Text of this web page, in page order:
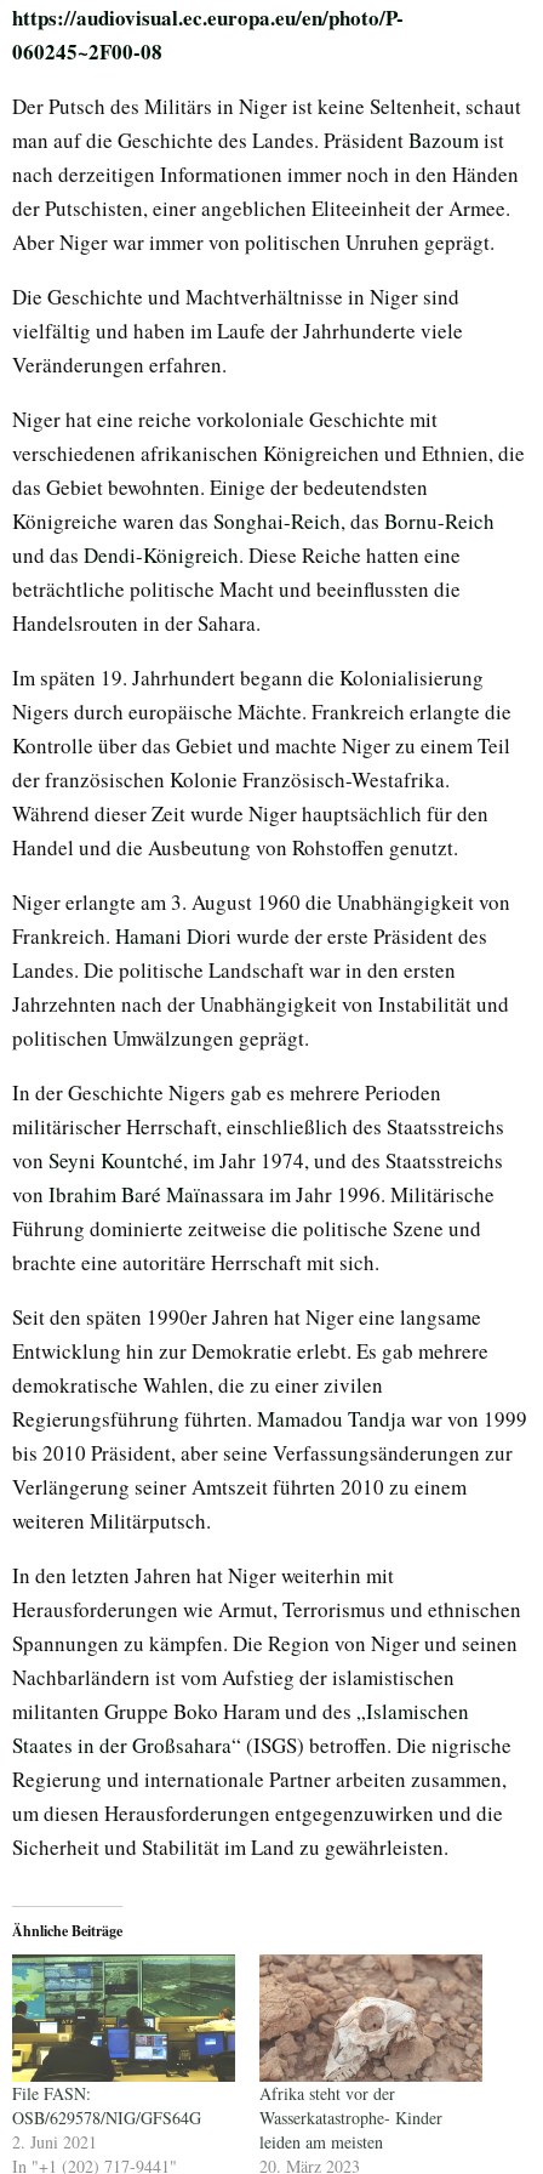
https://audiovisual.ec.europa.eu/en/photo/P-
060245~2F00-08
Der Putsch des Militärs in Niger ist keine Seltenheit, schaut
man auf die Geschichte des Landes. PräsidentBazoumist
nach derzeitigen Informationen immer noch in den Händen
der Putschisten, einer angeblichen Eliteeinheit der Armee.
Aber Niger war immer von politischen Unruhen geprägt.
Die Geschichte und Machtverhältnisse in Niger sind
vielfältig und haben im Laufe der Jahrhunderte viele
Veränderungen erfahren.
Niger hat eine reiche vorkoloniale Geschichte mit
verschiedenen afrikanischen Königreichen und Ethnien, die
das Gebiet bewohnten. Einige der bedeutendsten
Königreiche waren das Songhai-Reich, das Bornu-Reich
und das Dendi-Königreich. Diese Reiche hatten eine
beträchtliche politische Macht und beeinflussten die
Handelsrouten in der Sahara.
Im späten 19. Jahrhundert begann die Kolonialisierung
Nigers durch europäische Mächte. Frankreich erlangte die
Kontrolle über das Gebiet und machte Niger zu einem Teil
der französischen Kolonie Französisch-Westafrika.
Während dieser Zeit wurde Niger hauptsächlich für den
Handel und die Ausbeutung von Rohstoffen genutzt.
Niger erlangte am 3. August 1960 die Unabhängigkeit von
Frankreich. Hamani Diori wurde der erste Präsident des
Landes. Die politische Landschaft war in den ersten
Jahrzehnten nach der Unabhängigkeit von Instabilität und
politischen Umwälzungen geprägt.
In der Geschichte Nigers gab es mehrere Perioden
militärischer Herrschaft, einschließlich des Staatsstreichs
von Seyni Kountché, im Jahr 1974, und des Staatsstreichs
von Ibrahim Baré Maïnassaraim Jahr 1996. Militärische
Führung dominierte zeitweise die politische Szene und
brachte eine autoritäre Herrschaft mit sich.
Seit den späten 1990er Jahren hat Niger eine langsame
Entwicklung hin zur Demokratie erlebt. Es gab mehrere
demokratische Wahlen, die zu einer zivilen
Regierungsführung führten. Mamadou Tandjawar von 1999
bis 2010 Präsident, aber seine Verfassungsänderungen zur
Verlängerung seiner Amtszeit führten 2010 zu einem
weiteren Militärputsch.
In den letzten Jahren hat Niger weiterhin mit
Herausforderungen wie Armut, Terrorismus und ethnischen
Spannungen zu kämpfen. Die Region von Niger und seinen
Nachbarländern ist vom Aufstieg der islamistischen
militanten Gruppe Boko Haram und des „Islamischen
Staates in der Großsahara“ (ISGS) betroffen. Die nigrische
Regierung und internationale Partner arbeiten zusammen,
um diesen Herausforderungen entgegenzuwirken und die
Sicherheit und Stabilität im Land zu gewährleisten.
Ähnliche Beiträge
File FASN:
OSB/629578/NIG/GFS64G
2. Juni 2021
In "+1 (202) 717-9441"
Afrika steht vor der
Wasserkatastrophe- Kinder
leiden am meisten
20. März 2023